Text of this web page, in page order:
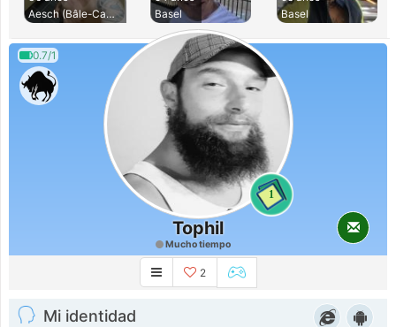
Aesch (Bâle-Campag
Basel
Basel
0.7/1
1
Tophil
Mucho tiempo
2
Mi identidad